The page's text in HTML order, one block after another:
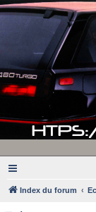
Index du forum